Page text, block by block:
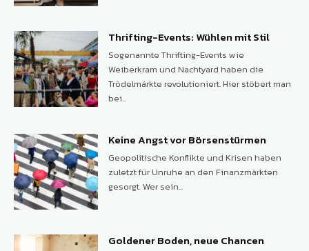
Thrifting-Events: Wühlen mit Stil
Sogenannte Thrifting-Events wie
Weiberkram und Nachtyard haben die
Trödelmärkte revolutioniert. Hier stöbert man
bei...
Keine Angst vor Börsenstürmen
Geopolitische Konflikte und Krisen haben
zuletzt für Unruhe an den Finanzmärkten
gesorgt. Wer sein...
Goldener Boden, neue Chancen